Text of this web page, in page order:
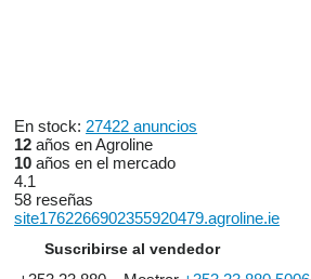
En stock: 27422 anuncios
12 años en Agroline
10 años en el mercado
4.1
58 reseñas
site1762266902355920479.agroline.ie
Suscribirse al vendedor